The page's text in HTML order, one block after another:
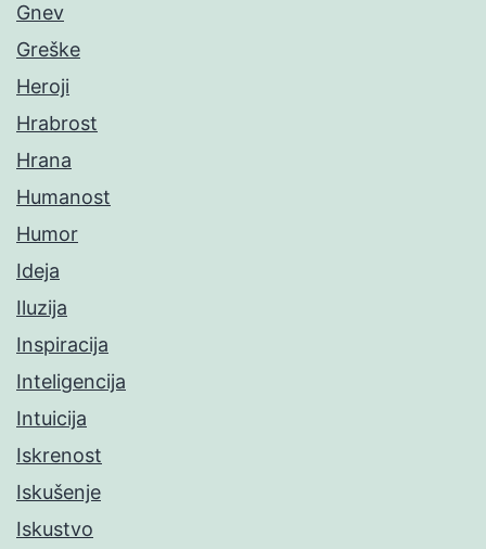
Gnev
Greške
Heroji
Hrabrost
Hrana
Humanost
Humor
Ideja
Iluzija
Inspiracija
Inteligencija
Intuicija
Iskrenost
Iskušenje
Iskustvo